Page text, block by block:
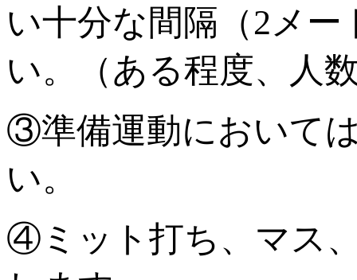
い十分な間隔（2メ
い。（ある程度、人
③準備運動において
い。
④ミット打ち、マス